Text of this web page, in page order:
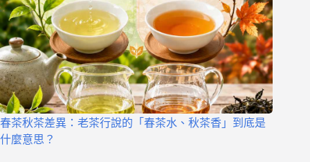
春茶秋茶差異：老茶行說的「春茶水、秋茶香」到底是
什麼意思？